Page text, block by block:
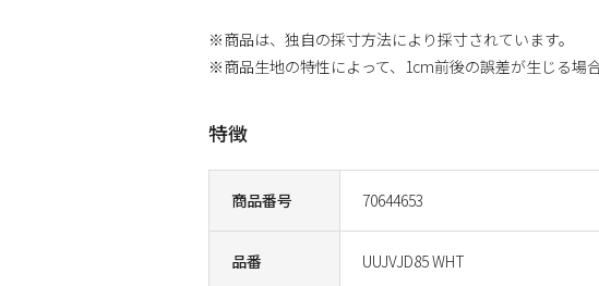
商品番号 70644653
品番 UUJVJD85 WHT
※商品は、独自の採寸方法により採寸されています。
※商品生地の特性によって、1cm前後の誤差が生じる場合
特徴